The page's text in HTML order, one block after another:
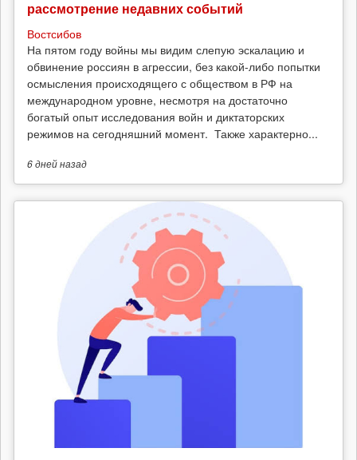
рассмотрение недавних событий
Востсибов
На пятом году войны мы видим слепую эскалацию и
обвинение россиян в агрессии, без какой-либо попытки
осмысления происходящего с обществом в РФ на
международном уровне, несмотря на достаточно
богатый опыт исследования войн и диктаторских
режимов на сегодняшний момент. Также характерно...
6 днейназад